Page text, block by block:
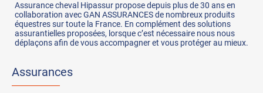
Assurance cheval Hipassur propose depuis plus de 30 ans en
collaboration avec GAN ASSURANCES de nombreux produits
équestres sur toute la France. En complément des solutions
assurantielles proposées, lorsque c’est nécessaire nous nous
déplaçons afin de vous accompagner et vous protéger au mieux.
Assurances